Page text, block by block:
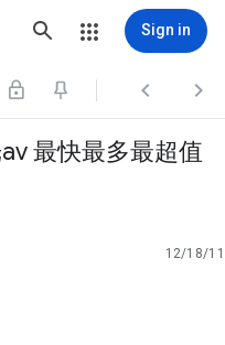
Sign in
  
最快最多最超值
12/18/11